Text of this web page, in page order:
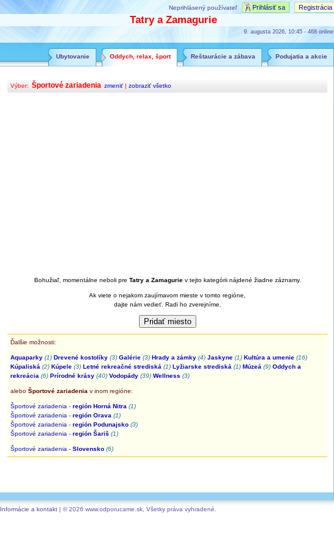
Neprihlásený používateľ Prihlásiť sa Registrácia
Tatry a Zamagurie
9. augusta 2026, 10:45 - 468 online
Podujatia a akcie
Reštaurácie a zábava
Oddych, relax, šport
Ubytovanie
Výber: Športové zariadenia zmeniť | zobraziť všetko
Bohužiaľ, momentálne neboli pre Tatry a Zamaguriev tejto kategórii nájdené žiadne záznamy.
Ak viete o nejakom zaujímavom mieste v tomto regióne,
dajte nám vedieť. Radi ho zverejníme.
Ďalšie možnosti:
Aquaparky (1) Drevené kostolíky (3) Galérie (3) Hrady a zámky (4) Jaskyne (1) Kultúra a umenie (16)
Kúpaliská (2) Kúpele (3) Letné rekreačné strediská (1) Lyžiarske strediská (1) Múzeá (9) Oddych a
rekreácia (6) Prírodné krásy (40) Vodopády (39) Wellness (3)
alebo Športové zariadenia v inom regióne:
Športové zariadenia - región Horná Nitra (1)
Športové zariadenia - región Orava (1)
Športové zariadenia - región Podunajsko (3)
Športové zariadenia - región Šariš (1)
Športové zariadenia - Slovensko (6)
Informácie a kontakt| © 2026 www.odporucame.sk, Všetky práva vyhradené.